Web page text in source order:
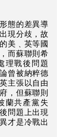
態的差異導
現分歧，故
美﹑英等國
而蘇聯則希
理戰後問題
曾被納粹德
主張以自由
，但蘇聯則
蘭共產黨失
問題上出現
才是冷戰出